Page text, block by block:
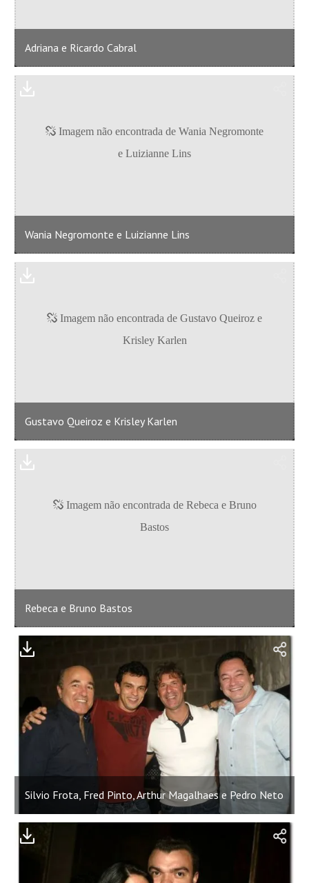
Adriana e Ricardo Cabral
Wania Negromonte e Luizianne Lins
Gustavo Queiroz e Krisley Karlen
Rebeca e Bruno Bastos
Silvio Frota, Fred Pinto, Arthur Magalhaes e Pedro Neto